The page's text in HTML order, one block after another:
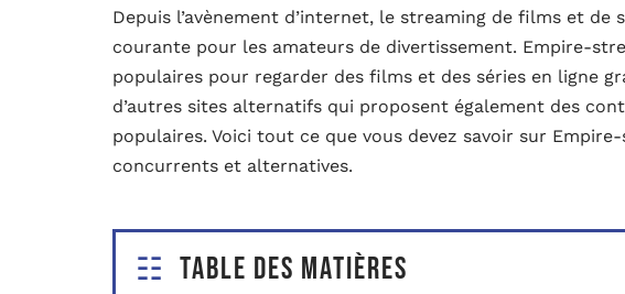
Depuis l’avènement d’internet, le streaming de films et
courante pour les amateurs de divertissement. Empire-
populaires pour regarder des films et des séries en ligne
d’autres sites alternatifs qui proposent également des
populaires. Voici tout ce que vous devez savoir sur
concurrents et alternatives.
Table des matières